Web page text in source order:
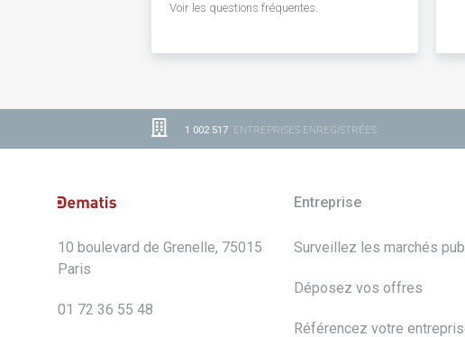
Voir les questions fréquentes.
1 002 517 ENTREPRISES ENREGISTRÉES
10 boulevard de Grenelle, 75015
Paris
01 72 36 55 48
Entreprise
Surveillez les marchés
Déposez vos offres
Référencez votre